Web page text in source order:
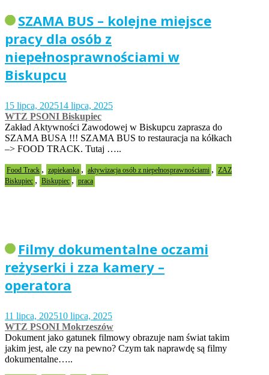
SZAMA BUS – kolejne miejsce
pracy dla osób z
niepełnosprawnościami w
Biskupcu
15 lipca, 202514 lipca, 2025
WTZ PSONI Biskupiec
Zakład Aktywności Zawodowej w Biskupcu zaprasza do
SZAMA BUSA !!! SZAMA BUS to restauracja na kółkach
–> FOOD TRACK. Tutaj …..
Food Track , zapiekanka , aktywizacja osób z niepełnosprawnościami ,
ZAZ
Biskupiec , Biskupiec , praca
Filmy dokumentalne oczami
reżyserki i zza kamery –
operatora
11 lipca, 202510 lipca, 2025
WTZ PSONI Mokrzeszów
Dokument jako gatunek filmowy obrazuje nam świat takim
jakim jest, ale czy na pewno? Czym tak naprawdę są filmy
dokumentalne…..